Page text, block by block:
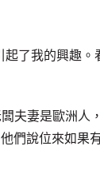
了我的興趣
夫妻是歐洲人
們說位來如果